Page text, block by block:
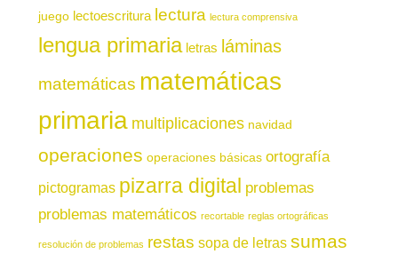
juego lectoescritura lectura lectura comprensiva
lengua primaria letras láminas
matemáticas matemáticas
primaria multiplicaciones navidad
operaciones operaciones básicas ortografía
pictogramas pizarra digital problemas
problemas matemáticos recortable reglas ortográficas
resolución de problemas restas sopa de letras sumas